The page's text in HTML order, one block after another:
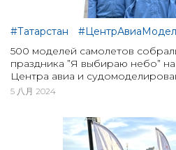
#Татарстан
500 моделей самолетов
праздника ”Я выбираю небо”
Центра авиа и
5 八月 2024